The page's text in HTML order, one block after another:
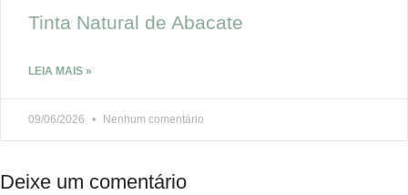
Tinta Natural de Abacate
LEIA MAIS »
09/06/2026 Nenhum comentário
Deixe um comentário